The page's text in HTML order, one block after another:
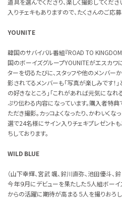
道具を選んでくださり、楽しく撮影してくだ
入りチェキもありますので、たくさんのご応
YOUNITE
韓国のサバイバル番組『ROAD TO
国のボーイズグループYOUNITEがエスカ
ターを切るたびに、スタッフや他のメンバーか
影されてるメンバーも「写真が楽しみです！」
の好きなところ」「これがあれば元気になれ
ぷり伝わる内容になっています。購入者特
ただき撮影。カッコよくなったり、かわいくな
選で24名様にサイン入りチェキプレゼント
ちしております。
WILD BLUE
（山下幸輝、宮武 颯、鈴川直弥、池田優斗、鈴
今年９月にデビューを果たした５人組ボー
からの活躍に期待が高まる５人を撮りおろし